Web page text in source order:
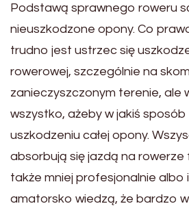
Podstawą sprawnego roweru
nieuszkodzone opony. Co
trudno jest ustrzec się
rowerowej, szczególnie na
zanieczyszczonym terenie, ale
wszystko, ażeby w jakiś
uszkodzeniu całej opony.
absorbują się jazdą na
także mniej profesjonalnie albo
amatorsko wiedzą, że bardzo